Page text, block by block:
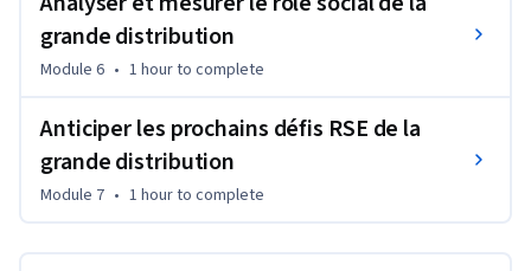
dans un futur proche: le service du bien commun.
grande distribution
Module 6 • 1 hourto complete
Anticiper les prochains défis RSE de la
grande distribution
Module 7 • 1 hourto complete